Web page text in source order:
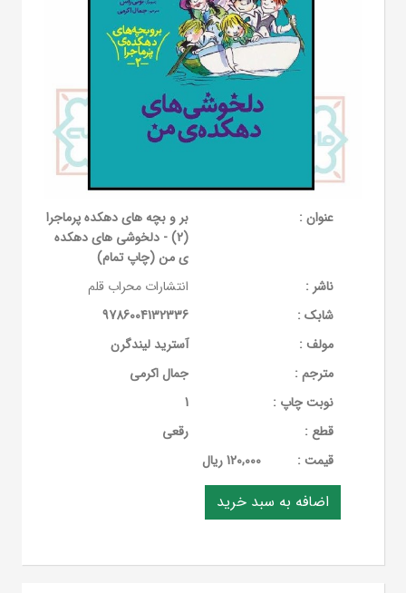
عنوان :
بر و بچه های دهکده پرماجرا
(2) - دلخوشی های دهکده
ی من (چاپ تمام)
ناشر :
انتشارات محراب قلم
شابک :
9786004132336
مولف :
آسترید لیندگرن
مترجم :
جمال اکرمی
نوبت چاپ :
1
قطع :
رقعی
قيمت :
120,000 ریال